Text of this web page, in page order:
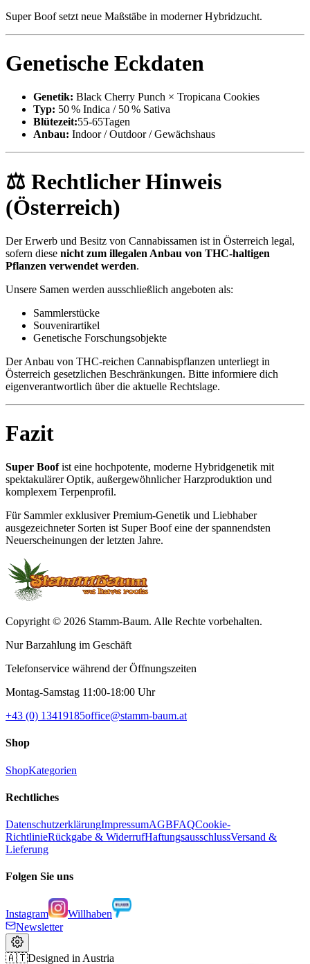
Super Boof setzt neue Maßstäbe in moderner Hybridzucht.
Genetische Eckdaten
Genetik: Black Cherry Punch × Tropicana Cookies
Typ: 50 % Indica / 50 % Sativa
Blütezeit:55-65Tagen
Anbau: Indoor / Outdoor / Gewächshaus
⚖ Rechtlicher Hinweis
(Österreich)
Der Erwerb und Besitz von Cannabissamen ist in Österreich legal,
sofern diese nicht zum illegalen Anbau von THC-haltigen
Pflanzen verwendet werden.
Unsere Samen werden ausschließlich angeboten als:
Sammlerstücke
Souvenirartikel
Genetische Forschungsobjekte
Der Anbau von THC-reichen Cannabispflanzen unterliegt in
Österreich gesetzlichen Beschränkungen. Bitte informiere dich
eigenverantwortlich über die aktuelle Rechtslage.
Fazit
Super Boofist eine hochpotente, moderne Hybridgenetik mit
spektakulärer Optik, außergewöhnlicher Harzproduktion und
komplexem Terpenprofil.
Für Sammler exklusiver Premium-Genetik und Liebhaber
ausgezeichneter Sorten ist Super Boof eine der spannendsten
Neuerscheinungen der letzten Jahre.
Copyright © 2026 Stamm-Baum. Alle Rechte vorbehalten.
Nur Barzahlung im Geschäft
Telefonservice während der Öffnungszeiten
Montag-Samstag 11:00-18:00 Uhr
+43 (0) 13419185office@stamm-baum.at
Shop
ShopKategorien
Rechtliches
DatenschutzerklärungImpressumAGBFAQCookie-
RichtlinieRückgabe & WiderrufHaftungsausschlussVersand &
Lieferung
Folgen Sie uns
Instagram
Willhaben
Newsletter
🇦🇹Designed in Austria